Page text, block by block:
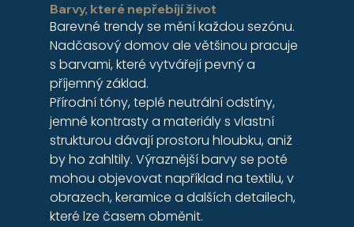
Barvy, které nepřebíjí život
Barevné trendy se mění každou sezónu.
Nadčasový domov ale většinou pracuje
s barvami, které vytvářejí pevný a
příjemný základ.
Přírodní tóny, teplé neutrální odstíny,
jemné kontrasty a materiály s vlastní
strukturou dávají prostoru hloubku, aniž
by ho zahltily. Výraznější barvy se poté
mohou objevovat například na textilu, v
obrazech, keramice a dalších detailech,
které lze časem obměnit.